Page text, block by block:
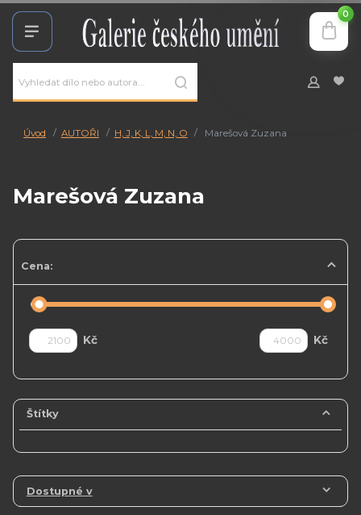
0
Úvod AUTOŘI H, J, K, L, M, N, O Marešová Zuzana
Marešová Zuzana
Cena:
Kč Kč
Štítky
Dostupné v